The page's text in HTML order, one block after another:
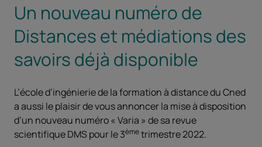
Un nouveau numéro de
Distances et médiations des
savoirs déjà disponible
L’école d’ingénierie de la formation à distance du Cned
a aussi le plaisir de vous annoncer la mise à disposition
d’un nouveau numéro « Varia » de sa revue
scientifique DMS pour le 3èmetrimestre 2022.